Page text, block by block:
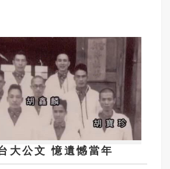
大公文 憶遺憾當年